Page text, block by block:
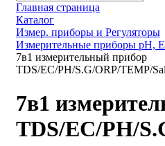
Главная страница
Каталог
Измер. приборы и Регуляторы
Измерительные приборы pH,
7в1 измерительный прибор
TDS/EC/PH/S.G/ORP/TEMP/
7в1
TDS/EC/PH/